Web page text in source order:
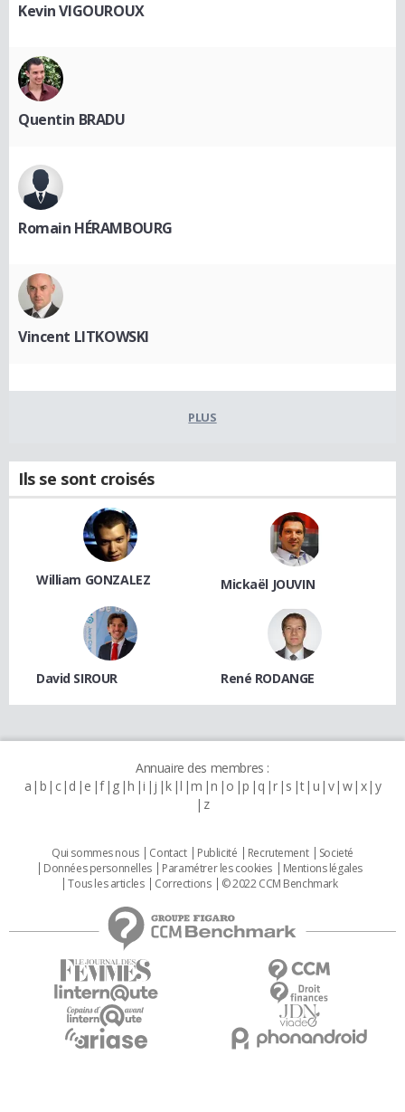
Kevin VIGOUROUX
Quentin BRADU
Romain HÉRAMBOURG
Vincent LITKOWSKI
PLUS
Ils se sont croisés
William GONZALEZ Mickaël JOUVIN
David SIROUR René RODANGE
Annuaire des membres :
a b c d e f g h i j k l m n o p q r s t u v w x y
z
Qui sommes nous Contact Publicité Recrutement
Societé
Données personnelles
Paramétrer les cookies
Mentions légales
Tous les articles
Corrections © 2022 CCM Benchmark